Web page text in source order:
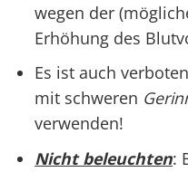
wegen der
Erhöhung des
Es ist auch
mit schweren
verwenden!
Nicht beleuchten: